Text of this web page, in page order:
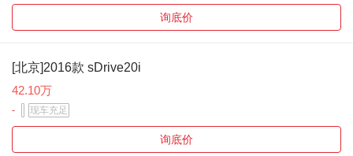
询底价
[北京]2016款 sDrive20i
42.10万
- 现车充足
询底价